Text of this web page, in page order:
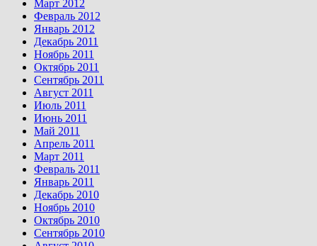
Март 2012
Февраль 2012
Январь 2012
Декабрь 2011
Ноябрь 2011
Октябрь 2011
Сентябрь 2011
Август 2011
Июль 2011
Июнь 2011
Май 2011
Апрель 2011
Март 2011
Февраль 2011
Январь 2011
Декабрь 2010
Ноябрь 2010
Октябрь 2010
Сентябрь 2010